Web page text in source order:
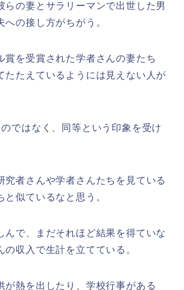
らの妻とサラリーマンで出世した男
の接し方がちがう。
賞を受賞された学者さんの妻たち
たたえているようには見えない人が
ではなく、同等という印象を受け
究者さんや学者さんたちを見ている
と似ているなと思う。
んで、まだそれほど結果を得ていな
の収入で生計を立てている。
が熱を出したり、学校行事がある